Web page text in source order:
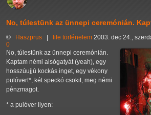
No, túlestünk az ünnepi ceremónián.
© Haszprus | life történelem 2003. dec 24.,
0
No, túlestünk az ünnepi ceremónián.
Kaptam némi alsógatyát (yeah), egy
hosszúujjú kockás inget, egy vékony
pulóvert*, két speckó csokit, meg némi
pénzmagot.
* a pulóver ilyen: